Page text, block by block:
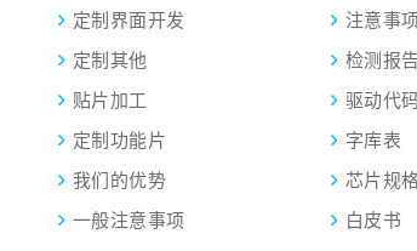
定制界面开发
定制其他
贴片加工
定制功能片
我们的优势
一般注意事项
注意事
检测报告
驱动代码
字库表
芯片规
白皮书